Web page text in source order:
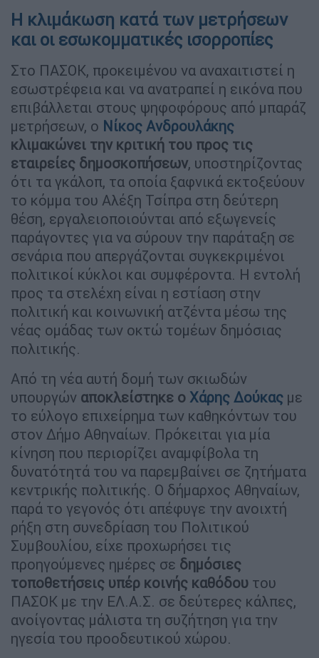
Η κλιμάκωση κατά των μετρήσεων
και οι εσωκομματικές ισορροπίες
Στο ΠΑΣΟΚ, προκειμένου να αναχαιτιστεί η
εσωστρέφεια και να ανατραπεί η εικόνα που
επιβάλλεται στους ψηφοφόρους από μπαράζ
μετρήσεων, ο Νίκος Ανδρουλάκης
κλιμακώνει την κριτική του προς τις
εταιρείες δημοσκοπήσεων, υποστηρίζοντας
ότι τα γκάλοπ, τα οποία ξαφνικά εκτοξεύουν
το κόμμα του Αλέξη Τσίπρα στη δεύτερη
θέση, εργαλειοποιούνται από εξωγενείς
παράγοντες για να σύρουν την παράταξη σε
σενάρια που απεργάζονται συγκεκριμένοι
πολιτικοί κύκλοι και συμφέροντα. Η εντολή
προς τα στελέχη είναι η εστίαση στην
πολιτική και κοινωνική ατζέντα μέσω της
νέας ομάδας των οκτώ τομέων δημόσιας
πολιτικής.
Από τη νέα αυτή δομή των σκιωδών
υπουργών αποκλείστηκε ο Χάρης Δούκας με
το εύλογο επιχείρημα των καθηκόντων του
στον Δήμο Αθηναίων. Πρόκειται για μία
κίνηση που περιορίζει αναμφίβολα τη
δυνατότητά του να παρεμβαίνει σε ζητήματα
κεντρικής πολιτικής. Ο δήμαρχος Αθηναίων,
παρά το γεγονός ότι απέφυγε την ανοιχτή
ρήξη στη συνεδρίαση του Πολιτικού
Συμβουλίου, είχε προχωρήσει τις
προηγούμενες ημέρες σε δημόσιες
τοποθετήσεις υπέρ κοινής καθόδου του
ΠΑΣΟΚ με την ΕΛ.Α.Σ. σε δεύτερες κάλπες,
ανοίγοντας μάλιστα τη συζήτηση για την
ηγεσία του προοδευτικού χώρου.